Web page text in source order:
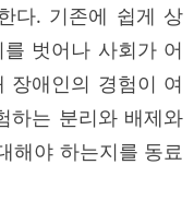
다. 기존에 쉽게 상
벗어나 사회가 어
장애인의 경험이 여
하는 분리와 배제와
해야 하는지를 동료